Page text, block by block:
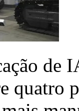
de
quatro